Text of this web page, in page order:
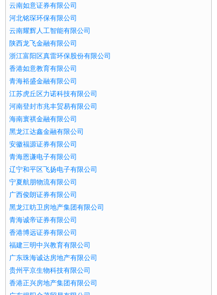
云南如意证券有限公司
河北铭琛环保有限公司
云南耀辉人工智能有限公司
陕西龙飞金融有限公司
浙江富阳区真雷环保股份有限公司
香港如意教育有限公司
青海裕盛金融有限公司
江苏虎丘区力诺科技有限公司
河南登封市兆丰贸易有限公司
海南寰祺金融有限公司
黑龙江达鑫金融有限公司
安徽福源证券有限公司
青海恩谦电子有限公司
辽宁和平区飞扬电子有限公司
宁夏航朋物流有限公司
广西俊朗证券有限公司
黑龙江昉卫房地产集团有限公司
青海诚帝证券有限公司
香港博远证券有限公司
福建三明中兴教育有限公司
广东珠海诚达房地产有限公司
贵州平京生物科技有限公司
香港正兴房地产集团有限公司